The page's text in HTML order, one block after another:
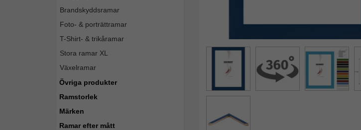
Brandskyddsramar
Foto- & porträttramar
T-Shirt- & trikåramar
Stora ramar XL
Växelramar
Övriga produkter
Ramstorlek
Märken
Ramar efter mått